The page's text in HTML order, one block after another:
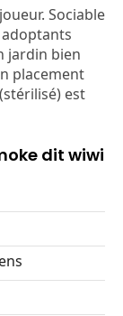
Sociable
jardin bien
placement
est
dit wiwi